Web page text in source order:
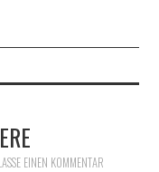
EINEN KOMMENTAR